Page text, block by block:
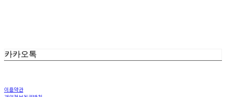
카카오톡
이용약관